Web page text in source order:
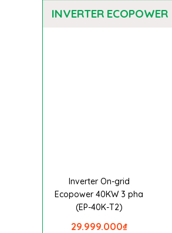
INVERTER ECOPOWER
Inverter On-grid
Ecopower 40KW 3 pha
(EP-40K-T2)
₫
29.999.000